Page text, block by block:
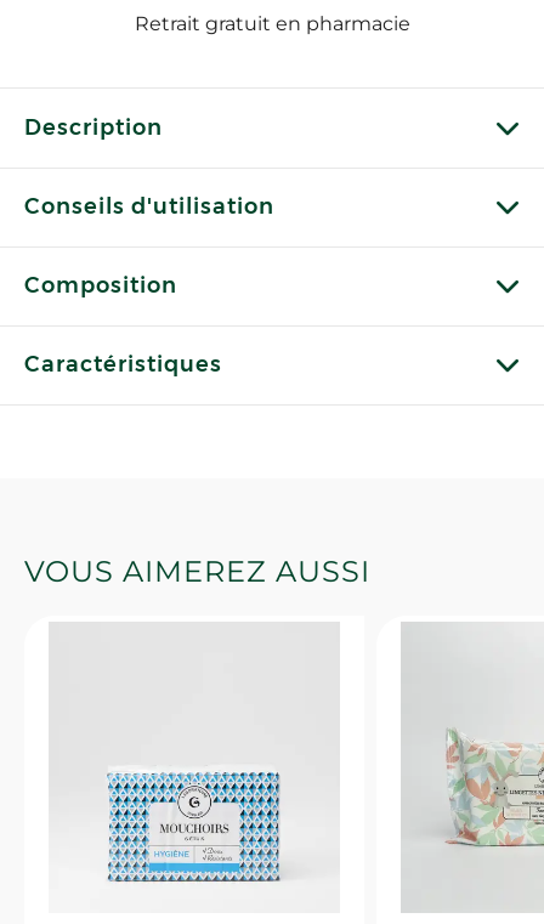
Retrait gratuit en pharmacie
Description
Conseils d'utilisation
Composition
Caractéristiques
VOUS AIMEREZ AUSSI